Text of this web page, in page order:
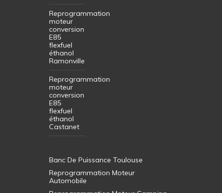
Reprogrammation
moteur
conversion
E85
flexfuel
éthanol
Ramonville
Reprogrammation
moteur
conversion
E85
flexfuel
éthanol
Castanet
Banc De Puissance Toulouse
Reprogrammation Moteur
Automobile